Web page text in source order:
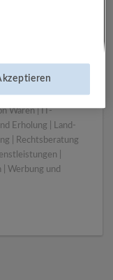
Einzelhandel |
|
Waren | IT-
Erholung | Land-
| Rechtsberatung
|
| Werbung und